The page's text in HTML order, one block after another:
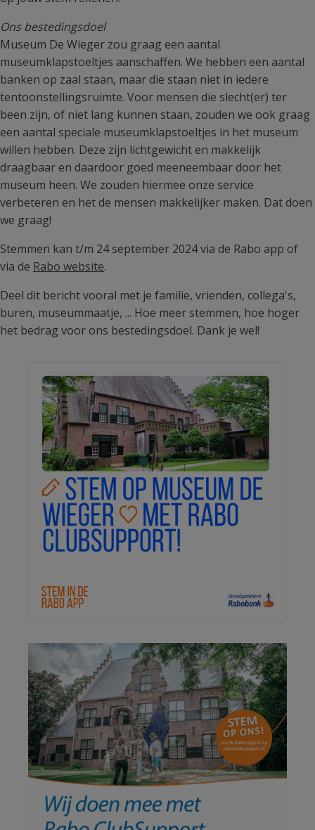
Ons bestedingsdoel
Museum De Wieger zou graag een aantal
museumklapstoeltjes aanschaffen. We hebben een aantal
banken op zaal staan, maar die staan niet in iedere
tentoonstellingsruimte. Voor mensen die slecht(er) ter
been zijn, of niet lang kunnen staan, zouden we ook graag
een aantal speciale museumklapstoeltjes in het museum
willen hebben. Deze zijn lichtgewicht en makkelijk
draagbaar en daardoor goed meeneembaar door het
museum heen. We zouden hiermee onze service
verbeteren en het de mensen makkelijker maken. Dat doen
we graag!
Stemmen kan t/m 24 september 2024 via de Rabo app of
via de Rabo website.
Deel dit bericht vooral met je familie, vrienden, collega's,
buren, museummaatje, ... Hoe meer stemmen, hoe hoger
het bedrag voor ons bestedingsdoel. Dank je wel!